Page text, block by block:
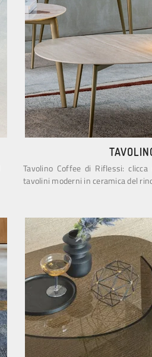
Tavolino Coffee di Riflessi:
tavolini moderni in ceramica del